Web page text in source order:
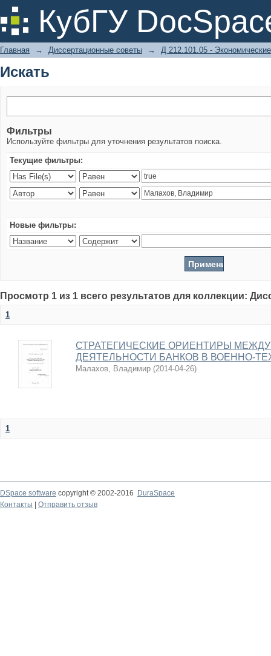
КубГУ
Искать
Главная → Диссертационные советы → Д 212.101.05 -
Искать
Фильтры
Используйте фильтры для уточнения результатов поиска.
Текущие фильтры:
Новые фильтры:
Просмотр 1 из 1 всего результатов для коллекции:
1
СТРАТЕГИЧЕСКИЕ ОРИЕНТИРЫ
ДЕЯТЕЛЬНОСТИ БАНКОВ В ВОЕННО-
Малахов, Владимир (2014-04-26)
1
DSpace software copyright © 2002-2016
DuraSpace
Контакты
Отправить отзыв